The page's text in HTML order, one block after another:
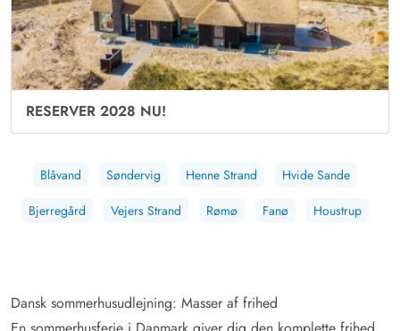
RESERVER 2028 NU!
Blåvand Søndervig Henne Strand
Hvide Sande
Bjerregård
Vejers Strand Rømø Fanø Houstrup
Dansk sommerhusudlejning: Masser af frihed